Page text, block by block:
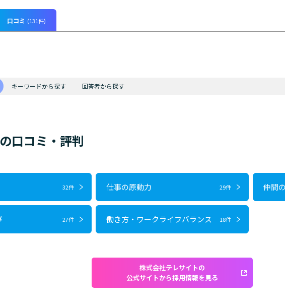
口コミ (131件)
キーワードから探す 回答者から探す
口コミ・評判
32件 仕事の原動力 29件 仲間
27件 働き方・ワークライフバランス 18件
株式会社テレサイトの
公式サイトから採用情報を見る